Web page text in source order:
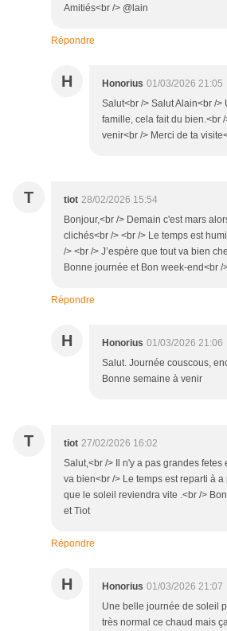
Amitiés<br /> @lain
Répondre
H Honorius 01/03/2026 21:05
Salut<br /> Salut Alain<br /
famille, cela fait du bien.<br
venir<br /> Merci de ta
T tiot 28/02/2026 15:54
Bonjour,<br /> Demain c'est mars
clichés<br /> <br /> Le temps est
/> <br /> J’espère que tout va bien
Bonne journée et Bon week-end<br /
Répondre
H Honorius 01/03/2026 21:06
Salut. Journée couscous,
Bonne semaine à venir
T tiot 27/02/2026 16:02
Salut,<br /> Il n'y a pas grandes fetes
va bien<br /> Le temps est reparti à a
que le soleil reviendra vite .<br />
et Tiot
Répondre
H Honorius 01/03/2026 21:07
Une belle journée de soleil
très normal ce chaud mais